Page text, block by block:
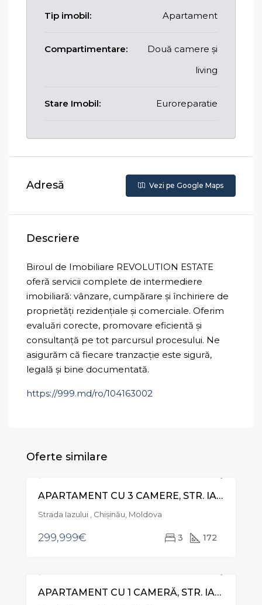
Tip imobil: Apartament
Compartimentare:
Două camere și
living
Stare Imobil: Euroreparatie
Adresă Vezi pe Google Maps
Descriere
Biroul de Imobiliare REVOLUTION ESTATE
oferă servicii complete de intermediere
imobiliară: vânzare, cumpărare și închiriere de
proprietăți rezidențiale și comerciale. Oferim
evaluări corecte, promovare eficientă și
consultanță pe tot parcursul procesului. Ne
asigurăm că fiecare tranzacție este sigură,
legală și bine documentată.
https://999.md/ro/104163002
Oferte similare
VÂNZAREAPARTAMENT CU 3 CAMERE, STR. IAZULUI, POȘTA VECHE
Strada Iazului , Chișinău, Moldova
299,999€ 3 172
VÂNZAREAPARTAMENT CU 1 CAMERĂ, STR. IALOVENI, TELECENTRU